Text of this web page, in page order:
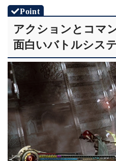
アクションとコマ
面白いバトルシス